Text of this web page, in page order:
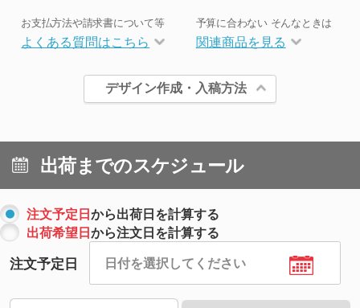
お支払方法や請求書について等
よくある質問はこちら
予算に合わない そんなときは
関連商品を見る
デザイン作成・入稿方法
出荷までのスケジュール
注文予定日から出荷日を計算する
出荷希望日から注文日を計算する
注文予定日